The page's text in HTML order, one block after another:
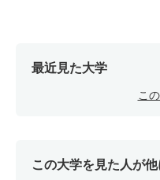
最近見た大学
こ
この大学を見た人が